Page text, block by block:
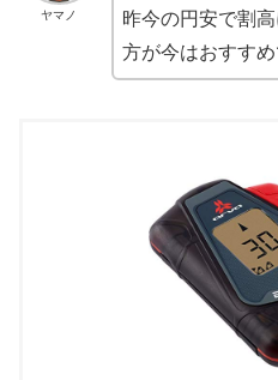
ヤマノ
昨今の円安で割
方が今はおすす